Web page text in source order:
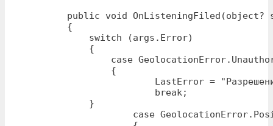
public void OnListeningFiled(object?
        {
            switch (args.Error)
            {
case
                {
LastError =
                        break;
            }
case